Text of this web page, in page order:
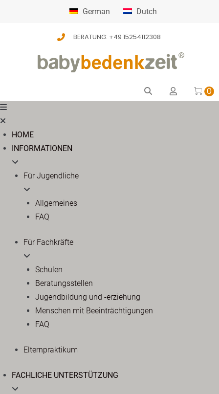
German Dutch
BERATUNG: +49 15254112308
0
HOME
INFORMATIONEN
Für Jugendliche
Allgemeines
FAQ
Für Fachkräfte
Schulen
Beratungsstellen
Jugendbildung und -erziehung
Menschen mit Beeinträchtigungen
FAQ
Elternpraktikum
FACHLICHE UNTERSTÜTZUNG